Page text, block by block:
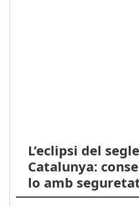
L’eclipsi del
Catalunya:
lo amb